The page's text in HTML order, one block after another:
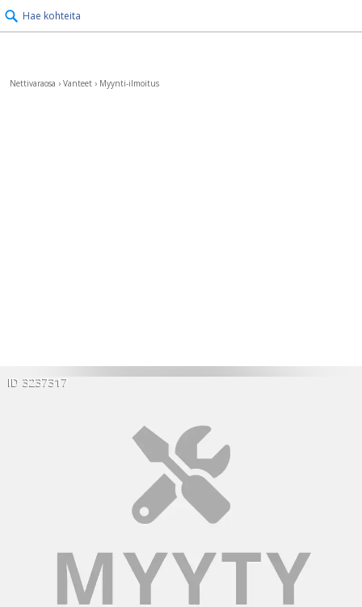
Hae kohteita
Nettivaraosa › Vanteet › Myynti-ilmoitus
ID 3237317